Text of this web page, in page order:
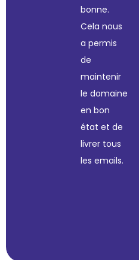
bonne.
Cela nous
a permis
de
maintenir
le domaine
en bon
état et de
livrer tous
les emails.